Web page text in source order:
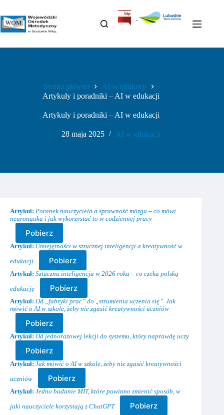
treści
Strona główna
AI w edukacji
Artykuły i poradniki – AI w edukacji
Artykuły i poradniki – AI w edukacji
28 maja 2025 AI w edukacji
Artykuł: Poranek nauczyciela a sprawność mózgu – co mówi
neuronauka i jak wykorzystać to w codziennej pracy
Pobierz
Artykuł: Umiejętności w sztucznej inteligencji a kreatywność w
edukacji Pobierz
Artykuł: Sztuczna inteligencja w 2026 roku – co czeka polską
edukację Pobierz
Artykuł: Od „fabryki prac” do „strumienia uczenia się”. Jak
mówić o AI w szkole, żeby nie zgasić kreatywności uczniów
Pobierz
Artykuł: Od jednorazowej lekcji do systemu, który naprawdę uczy
Pobierz
Artykuł: Jak mówić o AI w szkole, żeby nie zgasić kreatywności
uczniów Pobierz
Artykuł: Jedno badanie MIT, które powinno zmienić sposób, w
jaki nauczyciele korzystają z ChatGPT Pobierz